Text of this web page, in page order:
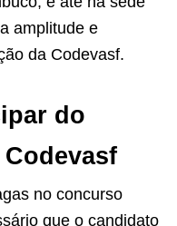
amplitude e
da Codevasf.
do
no concurso
que o candidato